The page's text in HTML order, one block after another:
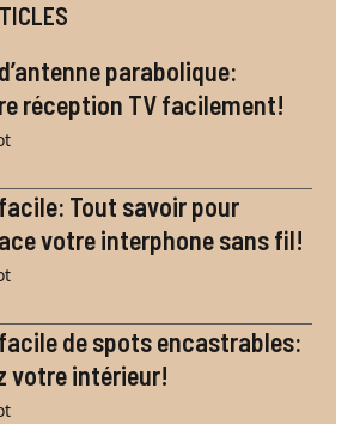
parabolique:
réception TV facilement!
Tout savoir pour
votre interphone sans fil!
de spots encastrables:
votre intérieur!